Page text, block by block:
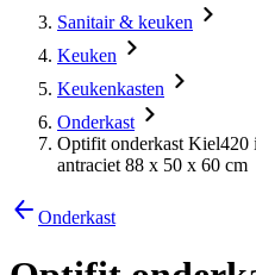
Sanitair & keuken
Keuken
Keukenkasten
Onderkast
Optifit onderkast Kiel420
antraciet 88 x 50 x 60 cm
Onderkast